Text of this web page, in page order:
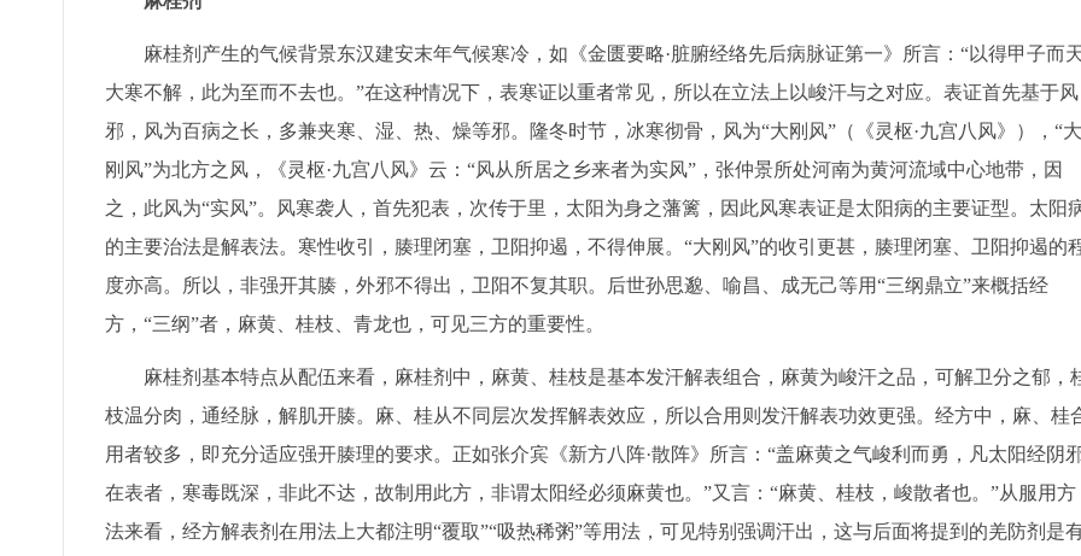
麻桂剂产生的气候背景东汉建安末年气候寒冷，如《金匮要略·脏腑经络先后病脉证第一》所言：“以得甲子而
大寒不解，此为至而不去也。”在这种情况下，表寒证以重者常见，所以在立法上以峻汗与之对应。表证首先基于风
邪，风为百病之长，多兼夹寒、湿、热、燥等邪。隆冬时节，冰寒彻骨，风为“大刚风”（《灵枢·九宫八风》），“大
刚风”为北方之风，《灵枢·九宫八风》云：“风从所居之乡来者为实风”，张仲景所处河南为黄河流域中心地带，因
之，此风为“实风”。风寒袭人，首先犯表，次传于里，太阳为身之藩篱，因此风寒表证是太阳病的主要证型。太阳
的主要治法是解表法。寒性收引，腠理闭塞，卫阳抑遏，不得伸展。“大刚风”的收引更甚，腠理闭塞、卫阳抑遏的
度亦高。所以，非强开其腠，外邪不得出，卫阳不复其职。后世孙思邈、喻昌、成无己等用“三纲鼎立”来概括经
方，“三纲”者，麻黄、桂枝、青龙也，可见三方的重要性。
麻桂剂基本特点从配伍来看，麻桂剂中，麻黄、桂枝是基本发汗解表组合，麻黄为峻汗之品，可解卫分之郁，
枝温分肉，通经脉，解肌开腠。麻、桂从不同层次发挥解表效应，所以合用则发汗解表功效更强。经方中，麻、桂
用者较多，即充分适应强开腠理的要求。正如张介宾《新方八阵·散阵》所言：“盖麻黄之气峻利而勇，凡太阳经阴
在表者，寒毒既深，非此不达，故制用此方，非谓太阳经必须麻黄也。”又言：“麻黄、桂枝，峻散者也。”从服用方
法来看，经方解表剂在用法上大都注明“覆取”“吸热稀粥”等用法，可见特别强调汗出，这与后面将提到的羌防剂是